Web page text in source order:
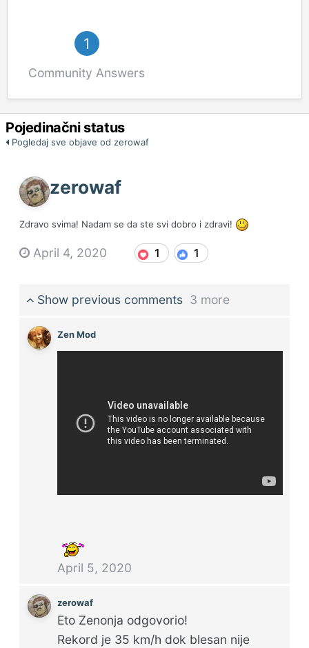
1
Community Answers
Pojedinačni status
Pogledaj sve objave od zerowaf
zerowaf
Zdravo svima! Nadam se da ste svi dobro i zdravi!
April 4, 2020 1 1
Show previous comments 3 more
Zen Mod
April 5, 2020
zerowaf
Eto Zenonja odgovorio!
Rekord je 35 km/h dok blesan nije